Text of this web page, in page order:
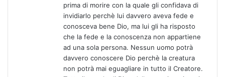
prima di morire con la quale gli confidava di
invidiarlo perchè lui davvero aveva fede e
conosceva bene Dio, ma lui gli ha risposto
che la fede e la conoscenza non appartiene
ad una sola persona. Nessun uomo potrà
davvero conoscere Dio perchè la creatura
non potrà mai eguagliare in tutto il Creatore.